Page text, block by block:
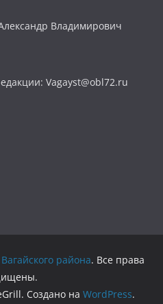
Владимирович
Vagayst@obl72.ru
района. Все права
Создано на WordPress.